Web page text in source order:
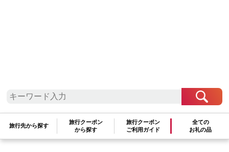
旅行先から探す
旅行クーポン
から探す
旅行クーポン
ご利用ガイド
全ての
お礼の品
検索条件を変更して再度お試しください
文字が正しく入力されていることをご確認ください